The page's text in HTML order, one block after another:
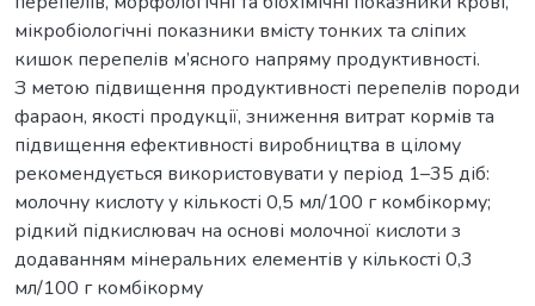
мікробіологічні показники вмісту тонких та сліпих
кишок перепелів м’ясного напряму продуктивності.
З метою підвищення продуктивності перепелів породи
фараон, якості продукції, зниження витрат кормів та
підвищення ефективності виробництва в цілому
рекомендується використовувати у період 1–35 діб:
молочну кислоту у кількості 0,5 мл/100 г комбікорму;
рідкий підкислювач на основі молочної кислоти з
додаванням мінеральних елементів у кількості 0,3
мл/100 г комбікорму